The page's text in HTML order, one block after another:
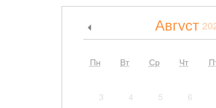
Август
Пн Вт Ср Чт
3
4 5 6